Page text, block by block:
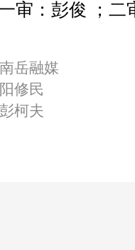
一审：彭俊 ；
岳融媒
修民
柯夫